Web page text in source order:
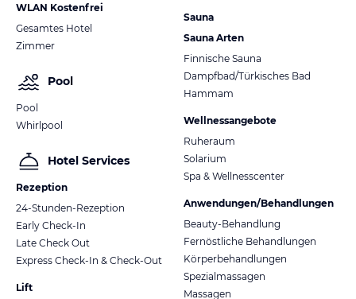
WLAN Kostenfrei
Gesamtes Hotel
Zimmer
Pool
Pool
Whirlpool
Hotel Services
Rezeption
24-Stunden-Rezeption
Early Check-In
Late Check Out
Express Check-In & Check-Out
Lift
Sauna
Sauna Arten
Finnische Sauna
Dampfbad/Türkisches Bad
Hammam
Wellnessangebote
Ruheraum
Solarium
Spa & Wellnesscenter
Anwendungen/Behandlungen
Beauty-Behandlung
Fernöstliche Behandlungen
Körperbehandlungen
Spezialmassagen
Massagen